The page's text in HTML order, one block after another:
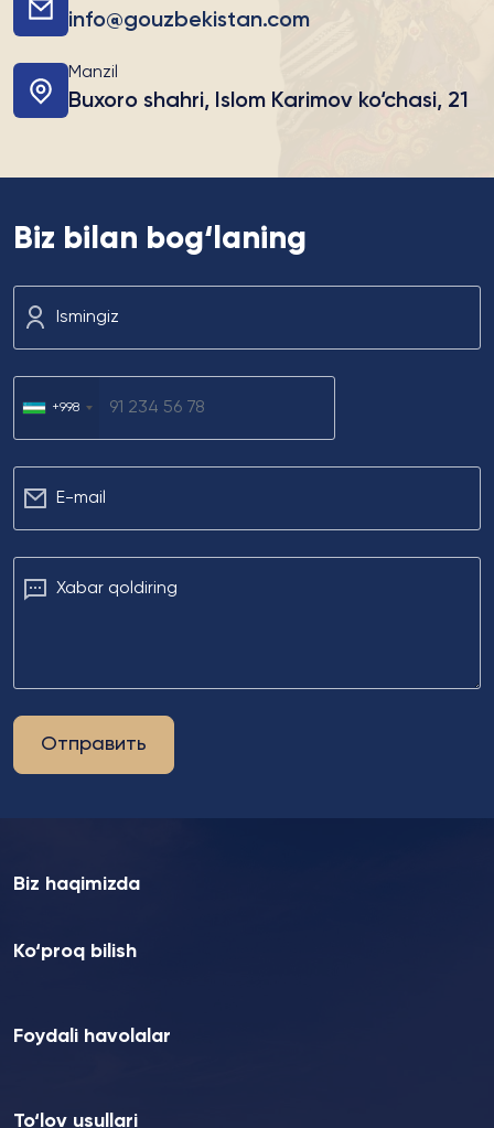
info@gouzbekistan.com
Manzil
Buxoro shahri, Islom Karimov ko‘chasi, 21
Biz bilan bog‘laning
Ismingiz
+998
Е-mail
Xabar qoldiring
Отправить
Biz haqimizda
Ko‘proq bilish
Foydali havolalar
To‘lov usullari